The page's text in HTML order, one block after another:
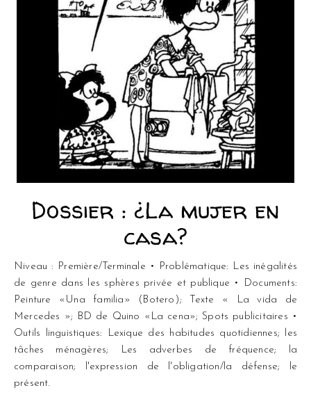
Dossier : ¿La mujer en
casa?
Niveau : Première/Terminale • Problématique: Les inégalités
de genre dans les sphères privée et publique • Documents:
Peinture «Una familia» (Botero); Texte « La vida de
Mercedes »; BD de Quino «La cena»; Spots publicitaires •
Outils linguistiques: Lexique des habitudes quotidiennes; les
tâches ménagères; Les adverbes de fréquence; la
comparaison; l'expression de l'obligation/la défense; le
présent.